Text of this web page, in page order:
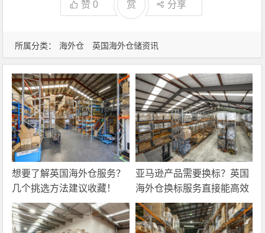
所属分类： 海外仓 英国海外仓储资讯
赞0 赏 分享
想要了解英国海外仓服务？
几个挑选方法建议收藏！
亚马逊产品需要换标？英国
海外仓换标服务直接能高效
解决！